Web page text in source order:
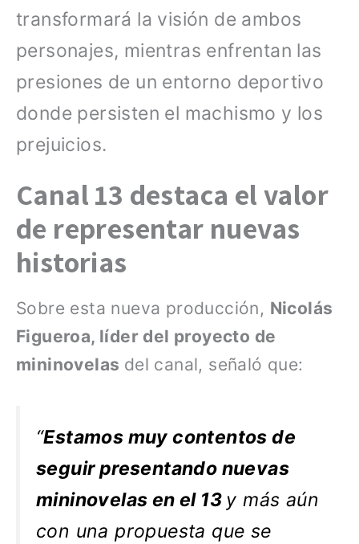
transformará la visión de ambos
personajes, mientras enfrentan las
presiones de un entorno deportivo
donde persisten el machismo y los
prejuicios.
Canal 13 destaca el valor
de representar nuevas
historias
Sobre esta nueva producción, Nicolás
Figueroa, líder del proyecto de
mininovelas del canal, señaló que:
“Estamos muy contentos de
seguir presentando nuevas
mininovelas en el 13 y más aún
con una propuesta que se